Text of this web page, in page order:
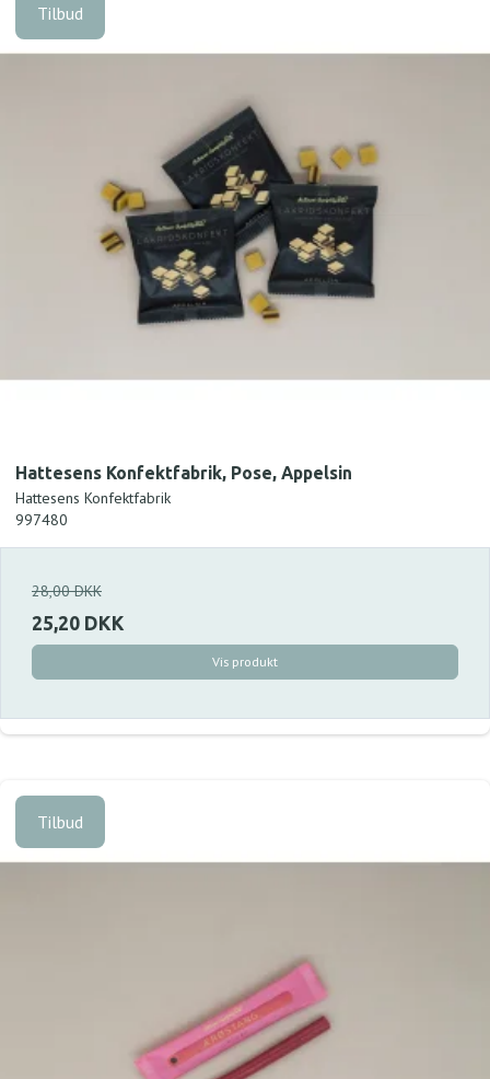
Tilbud
Hattesens Konfektfabrik, Pose, Appelsin
Hattesens Konfektfabrik
997480
28,00 DKK
25,20 DKK
Vis produkt
Tilbud